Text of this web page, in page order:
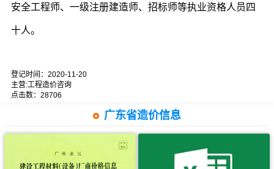
安全工程师、一级注册建造师、招标师等执业资格人员四
十人。
登记时间： 2020-11-20
主营:工程造价咨询
点击数：28706
广东省造价信息